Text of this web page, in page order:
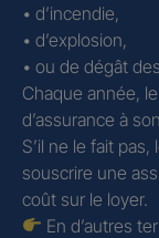
• d’incendie,
• d’explosion,
• ou de dégât
Chaque année,
d’assurance à
S’il ne le fait
souscrire une
coût sur le loyer.
En d’autres